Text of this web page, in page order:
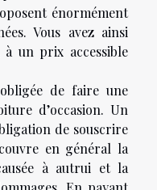
énormément
Vous avez ainsi
à un prix accessible
de faire une
d’occasion. Un
de souscrire
en général la
à autrui et la